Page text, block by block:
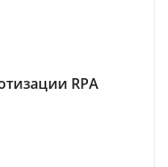
RPA